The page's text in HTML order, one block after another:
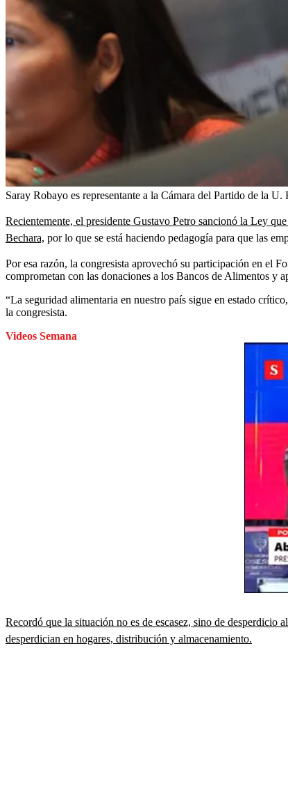
Saray Robayo es representante a la Cámara del Partido de la U.
Recientemente, el presidente Gustavo Petro sancionó la Ley
Bechara, por lo que se está haciendo pedagogía para que las
Por esa razón, la congresista aprovechó su participación en el
comprometan con las donaciones a los Bancos de Alimentos y
“La seguridad alimentaria en nuestro país sigue en estado
la congresista.
Videos Semana
Recordó que la situación no es de escasez, sino de desperdicio
desperdician en hogares, distribución y almacenamiento.